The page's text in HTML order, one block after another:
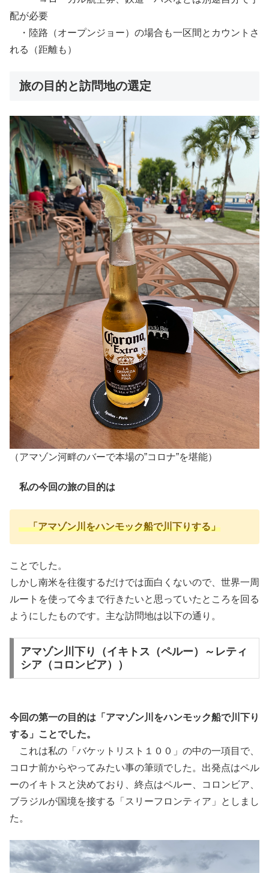
配が必要
・陸路（オープンジョー）の場合も一区間とカウントさ
れる（距離も）
旅の目的と訪問地の選定
（アマゾン河畔のバーで本場の”コロナ”を堪能）
私の今回の旅の目的は
「アマゾン川をハンモック船で川下りする」
ことでした。
しかし南米を往復するだけでは面白くないので、世界一周
ルートを使って今まで行きたいと思っていたところを回る
ようにしたものです。主な訪問地は以下の通り。
アマゾン川下り（イキトス（ペルー）～レティ
シア（コロンビア））
今回の第一の目的は「アマゾン川をハンモック船で川下り
する」ことでした。
これは私の「バケットリスト１００」の中の一項目で、
コロナ前からやってみたい事の筆頭でした。出発点はペル
ーのイキトスと決めており、終点はペルー、コロンビア、
ブラジルが国境を接する「スリーフロンティア」としまし
た。